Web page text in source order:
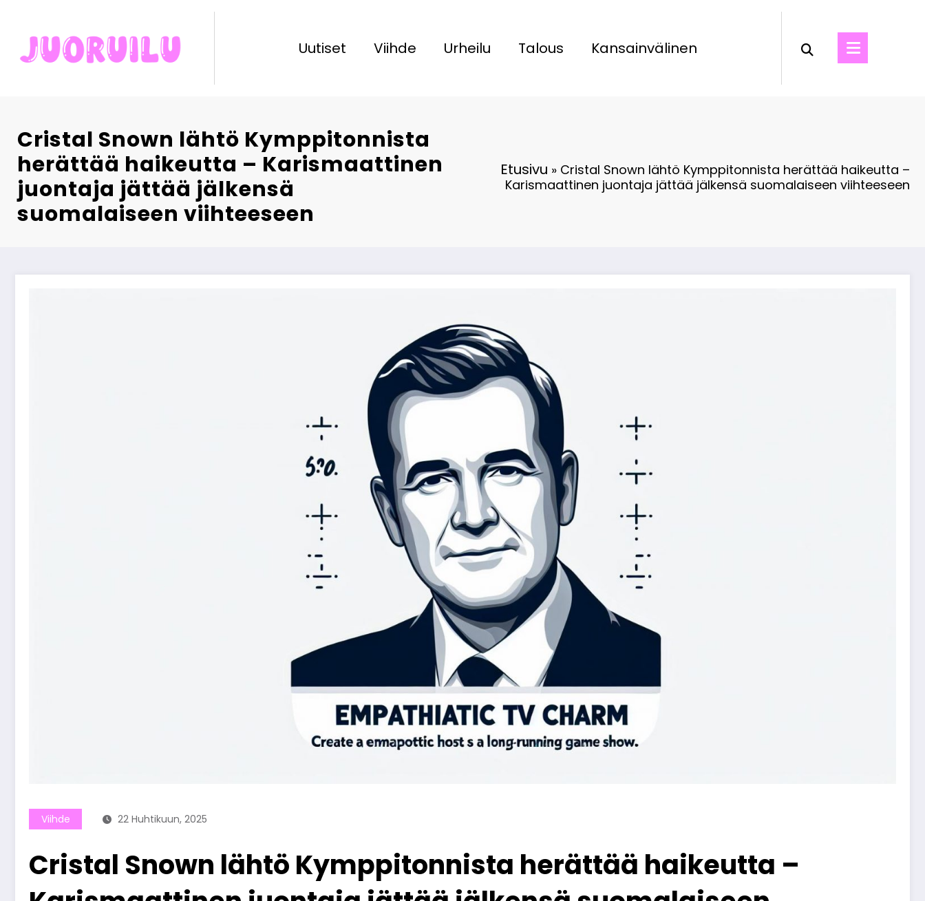
content
Uutiset Viihde Urheilu Talous Kansainvälinen
Cristal Snown lähtö Kymppitonnista
herättää haikeutta – Karismaattinen
juontaja jättää jälkensä
suomalaiseen viihteeseen
Etusivu » Cristal Snown lähtö Kymppitonnista herättää haikeutta –
Karismaattinen juontaja jättää jälkensä suomalaiseen viihteeseen
Viihde 22 Huhtikuun, 2025
Cristal Snown lähtö Kymppitonnista herättää haikeutta –